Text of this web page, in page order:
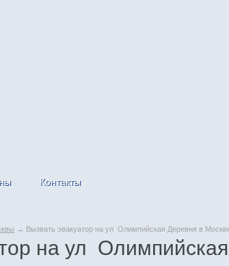
Контакты
→ Вызвать эвакуатор на ул Олимпийская Деревня в
на ул